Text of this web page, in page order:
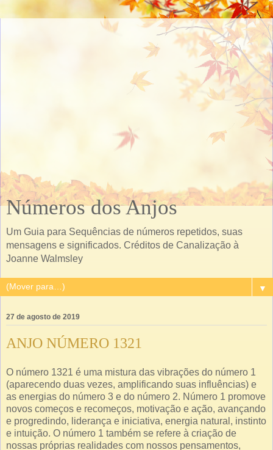
Números dos Anjos
Um Guia para Sequências de números repetidos, suas
mensagens e significados. Créditos de Canalização à
Joanne Walmsley
▼
27 de agosto de 2019
ANJO NÚMERO 1321
O número 1321 é uma mistura das vibrações do número 1
(aparecendo duas vezes, amplificando suas influências) e
as energias do número 3 e do número 2. Número 1 promove
novos começos e recomeços, motivação e ação, avançando
e progredindo, liderança e iniciativa, energia natural, instinto
e intuição. O número 1 também se refere à criação de
nossas próprias realidades com nossos pensamentos,